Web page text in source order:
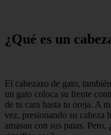
¿Qué es un
El cabezazo de gato,
un gato coloca su frente
de tu cara hasta tu oreja. A
vez, presionando su cabeza
amasan con sus patas.